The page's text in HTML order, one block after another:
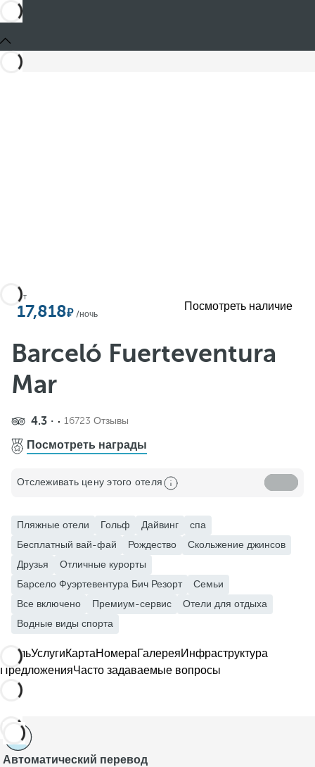
Поделиться
От
17,818 /ночь
Посмотреть наличие
Barceló Fuerteventura
Mar
4.3 16723 Отзывы
Посмотреть награды
Отслеживать цену этого отеля
Пляжные отели Гольф Дайвинг
спа
Бесплатный вай-фай
Рождество
Скольжение джинсов
Друзья
Отличные курорты
Барсело Фуэртевентура Бич Резорт
Семьи
Все включено
Премиум-сервис
Отели для отдыха
Водные виды спорта
ОтельУслугиКартаНомераГалереяИнфраструктура
ПредложенияЧасто задаваемые вопросы
Автоматический перевод